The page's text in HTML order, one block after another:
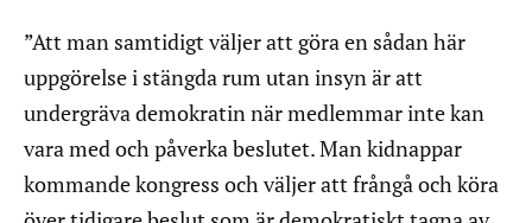
”Att man samtidigt väljer att göra en sådan här
uppgörelse i stängda rum utan insyn är att
undergräva demokratin när medlemmar inte kan
vara med och påverka beslutet. Man kidnappar
kommande kongress och väljer att frångå och köra